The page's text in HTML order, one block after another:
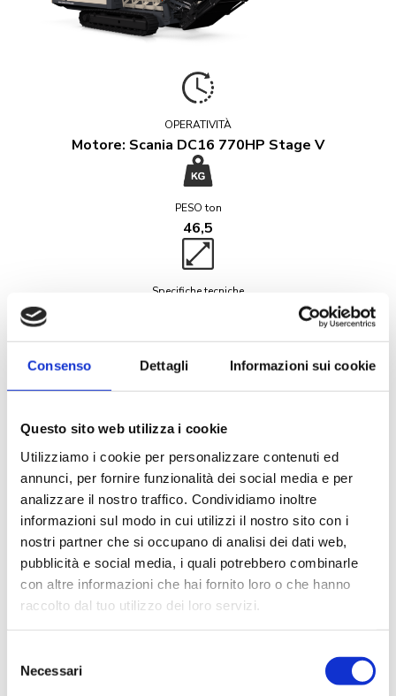
Consenso Dettagli Informazioni sui cookie
Questo sito web utilizza i cookie
Utilizziamo i cookie per personalizzare contenuti ed
annunci, per fornire funzionalità dei social media e per
analizzare il nostro traffico. Condividiamo inoltre
informazioni sul modo in cui utilizzi il nostro sito con i
nostri partner che si occupano di analisi dei dati web,
pubblicità e social media, i quali potrebbero combinarle
con altre informazioni che hai fornito loro o che hanno
raccolto dal tuo utilizzo dei loro servizi.
delNecessari
OPERATIVITÀ
Motore: Scania DC16 770HP Stage V
PESO ton
46,5
Specifiche tecniche